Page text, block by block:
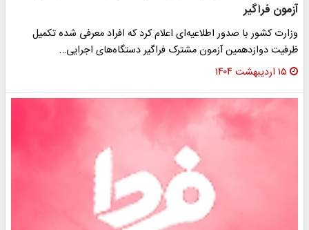
آزمون فراگیر
وزارت کشور با صدور اطلاعیه‌ای اعلام کرد که افراد معرفی شده تکمیل
ظرفیت دوازدهمین آزمون مشترک فراگیر دستگاه‌های اجرایی…
۱۵ اردیبهشت ۱۴۰۴